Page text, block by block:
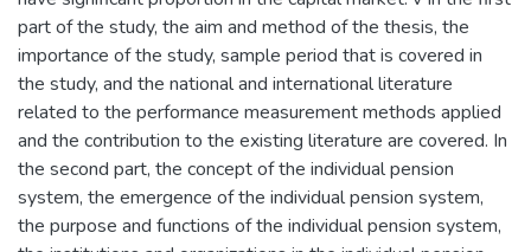
part of the study, the aim and method of the thesis, the
importance of the study, sample period that is covered in
the study, and the national and international literature
related to the performance measurement methods applied
and the contribution to the existing literature are covered. In
the second part, the concept of the individual pension
system, the emergence of the individual pension system,
the purpose and functions of the individual pension system,